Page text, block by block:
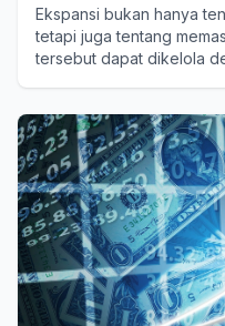
Ekspansi bukan hanya
tetapi juga tentang
tersebut dapat dikelola